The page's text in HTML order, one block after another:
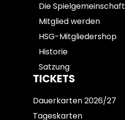
Die Spielgemeinschaft
Mitglied werden
HSG-Mitgliedershop
Historie
Satzung
TICKETS
Dauerkarten 2026/27
Tageskarten